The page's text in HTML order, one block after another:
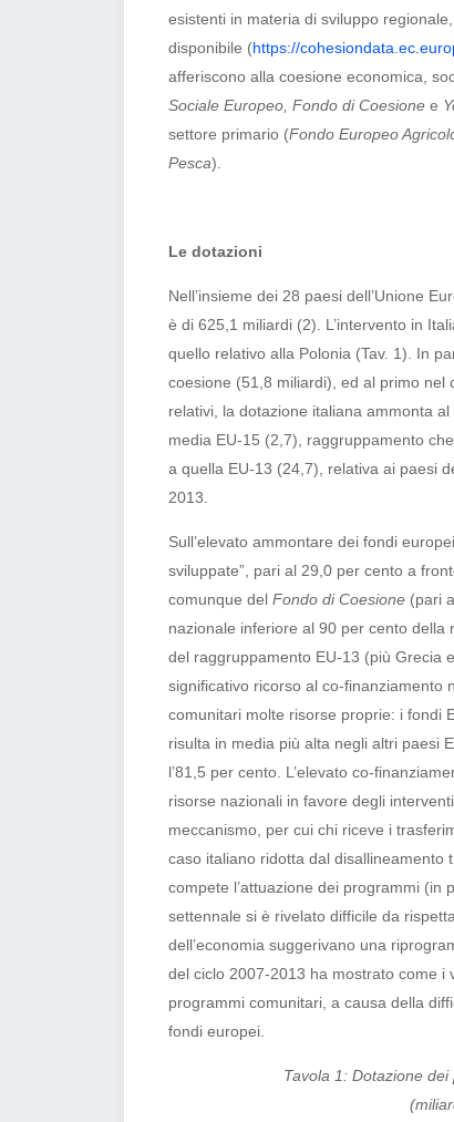
esistenti in materia di sviluppo
disponibile (https://
afferiscono alla coesione economica,
Sociale Europeo, Fondo di Coesione e
settore primario (Fondo Europeo
Pesca).
Le dotazioni
Nell’insieme dei 28 paesi dell’Unione
è di 625,1 miliardi (2). L’intervento in
quello relativo alla Polonia (Tav. 1). In
coesione (51,8 miliardi), ed al primo
relativi, la dotazione italiana ammonta
media EU-15 (2,7), raggruppamento
a quella EU-13 (24,7), relativa ai paesi
2013.
Sull’elevato ammontare dei fondi
sviluppate”, pari al 29,0 per cento a
comunque del Fondo di Coesione (pari
nazionale inferiore al 90 per cento
del raggruppamento EU-13 (più Grecia
significativo ricorso al co-finanziamento
comunitari molte risorse proprie: i fondi
risulta in media più alta negli altri paesi
l’81,5 per cento. L’elevato co-
risorse nazionali in favore degli
meccanismo, per cui chi riceve i
caso italiano ridotta dal disallineamento
compete l’attuazione dei programmi (in
settennale si è rivelato difficile da
dell’economia suggerivano una
del ciclo 2007-2013 ha mostrato come i
programmi comunitari, a causa della
fondi europei.
Tavola 1: Dotazione